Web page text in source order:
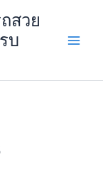
สวย
บ